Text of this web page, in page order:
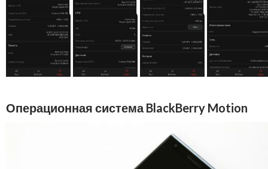
Операционная система BlackBerry Motion